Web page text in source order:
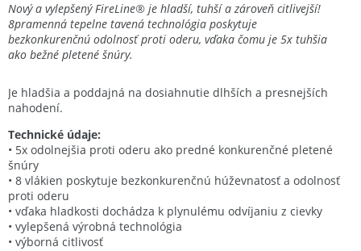
Nový a vylepšený FireLine® je hladší, tuhší a zároveň citlivejší!
8pramenná tepelne tavená technológia poskytuje
bezkonkurenčnú odolnosť proti oderu, vďaka čomu je 5x tuhšia
ako bežné pletené šnúry.
Je hladšia a poddajná na dosiahnutie dlhších a presnejších
nahodení.
Technické údaje:
• 5x odolnejšia proti oderu ako predné konkurenčné pletené
šnúry
• 8 vlákien poskytuje bezkonkurenčnú húževnatosť a odolnosť
proti oderu
• vďaka hladkosti dochádza k plynulému odvíjaniu z cievky
• vylepšená výrobná technológia
• výborná citlivosť